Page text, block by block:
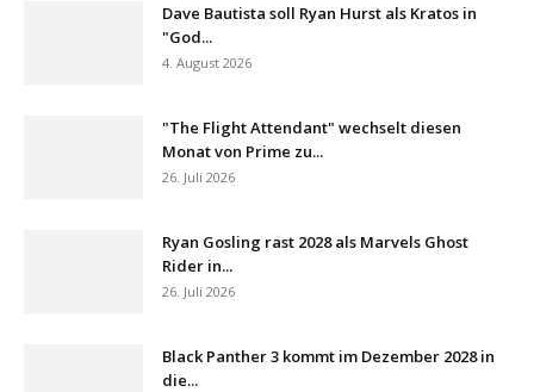
Dave Bautista soll Ryan Hurst als Kratos in
"God...
4. August 2026
"The Flight Attendant" wechselt diesen
Monat von Prime zu...
26. Juli 2026
Ryan Gosling rast 2028 als Marvels Ghost
Rider in...
26. Juli 2026
Black Panther 3 kommt im Dezember 2028 in
die...